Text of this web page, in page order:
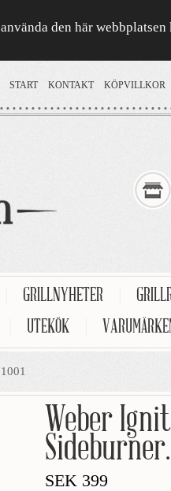
den här
START KONTAKT KÖPVILLKOR
GRILLNYHETER
UTEKÖK
Weber
Sideburner.
SEK 399